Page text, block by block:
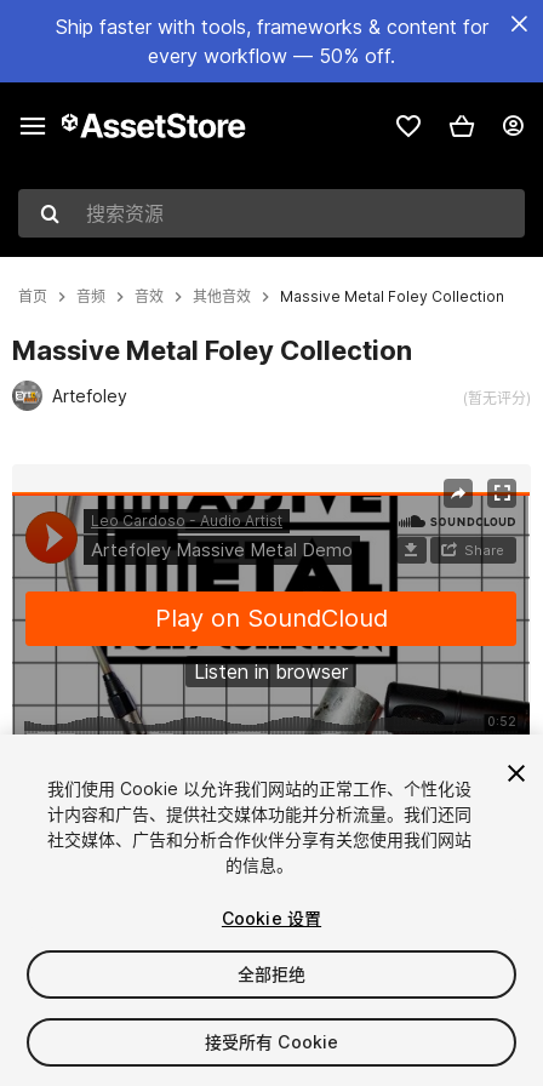
Ship faster with tools, frameworks & content for
every workflow — 50% off.
搜索资源
首页 音频 音效 其他音效 Massive Metal Foley Collection
Massive Metal Foley Collection
Artefoley (暂无评分)
1/2
$8
增值税将在结算时计算
我们使用 Cookie 以允许我们网站的正常工作、个性化设
计内容和广告、提供社交媒体功能并分析流量。我们还同
社交媒体、广告和分析合作伙伴分享有关您使用我们网站
的信息。
Cookie 设置
全部拒绝
接受所有 Cookie